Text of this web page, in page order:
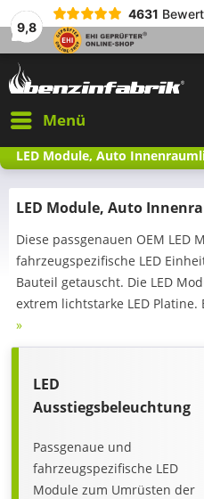
9,8
4631
Menü
LED Module, Auto
LED Module, Auto
Diese passgenauen OEM LED
fahrzeugspezifische LED
Bauteil getauscht. Die LED
extrem lichtstarke LED Platine.
»
LED
Ausstiegsbeleuchtung
Passgenaue und
fahrzeugspezifische LED
Module zum Umrüsten der